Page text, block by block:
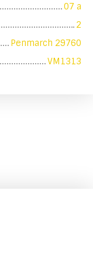
07 a
2
Penmarch 29760
VM1313